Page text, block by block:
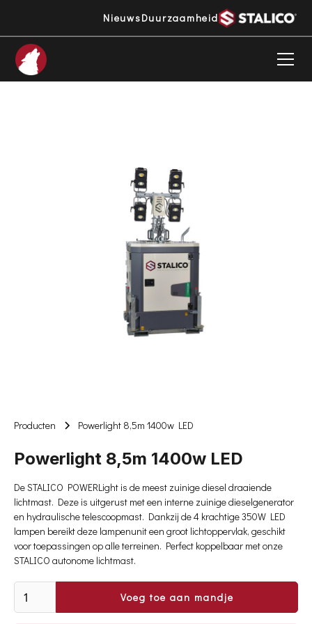
NieuwsDuurzaamheid
Producten Powerlight 8,5m 1400w LED
Powerlight 8,5m 1400w LED
De STALICO POWERLight is de meest zuinige diesel draaiende
lichtmast. Deze is uitgerust met een interne zuinige dieselgenerator
en hydraulische telescoopmast. Dankzij de 4 krachtige 350W LED
lampen bereikt deze lampenunit een groot lichtoppervlak, geschikt
voor toepassingen op alle terreinen. Perfect koppelbaar met onze
STALICO autonome lichtmast.